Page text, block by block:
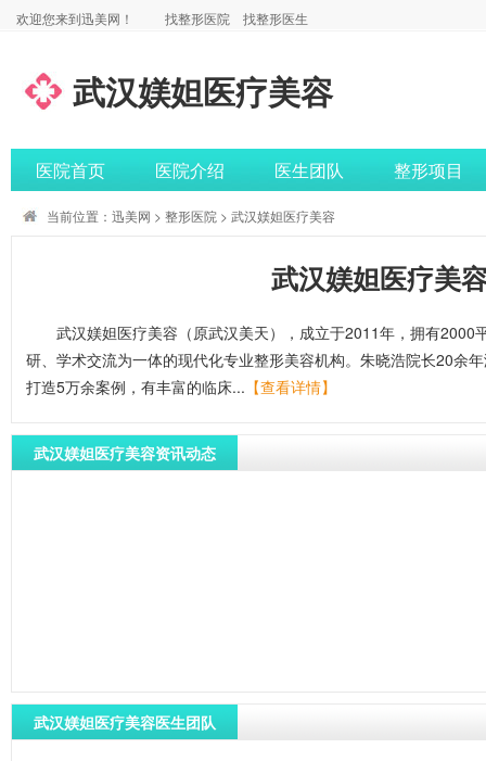
欢迎您来到迅美网！ 找整形医院 找整形医生
武汉媄妲医疗美容
医院首页 医院介绍 医生团队 整形项目
当前位置： 迅美网 > 整形医院 > 武汉媄妲医疗美容
武汉媄妲医疗美
武汉媄妲医疗美容（原武汉美天），成立于2011年，拥有2000
研、学术交流为一体的现代化专业整形美容机构。朱晓浩院长20余
打造5万余案例，有丰富的临床... 【查看详情】
武汉媄妲医疗美容资讯动态
武汉媄妲医疗美容医生团队